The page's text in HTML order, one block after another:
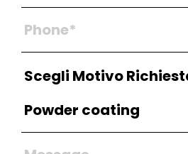
Scegli Motivo